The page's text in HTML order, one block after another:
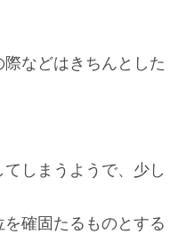
などはきちんとした
しまうようで、少し
確固たるものとする